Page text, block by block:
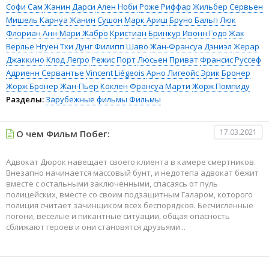
Софи Сам Жанин Дарси Ален Ноби Роже Риффар Жильбер Сервьен
Мишель Карнуа Жанин Сушон Марк Ариш Бруно Бальп Люк
Флориан Анн-Мари Жабро Кристиан Бринкур Ивонн Годо Жак
Верлье Нгуен Тхи ДунгФилипп Шаво Жан-Франсуа Дэниэл Жерар
Джаккино Клод Легро Режис ПортЛюсьен ПриватФрансис Руссеф
Адриенн Сервантье Vincent Liégeois Арно ЛигеойсЭрик Бронер
Жорж Бронер Жан-Пьер Коклен Франсуа Марти Жорж Помпиду
Разделы: Зарубежные фильмы Фильмы
О чем Фильм Побег: 17.03.2021
Адвокат Дюрок навещает своего клиента в камере смертников.
Внезапно начинается массовый бунт, и недотепа адвокат бежит
вместе с остальными заключенными, спасаясь от пуль
полицейских, вместе со своим подзащитным Галаром, которого
полиция считает зачинщиком всех беспорядков. Бесчисленные
погони, веселые и пикантные ситуации, общая опасность
сближают героев и они становятся друзьями...